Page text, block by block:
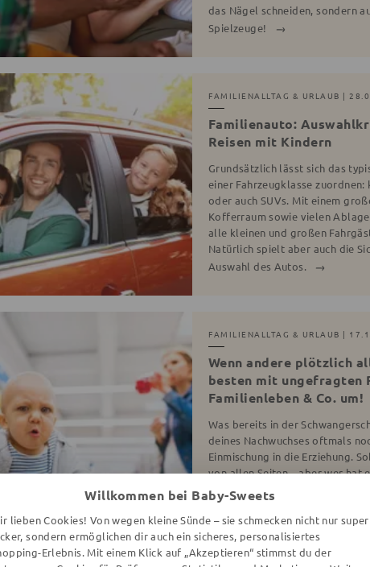
das Nägel schneiden, sondern
Spielzeuge!
FAMILIENALLTAG & URLAUB |
Familienauto:
Reisen mit Kindern
Grundsätzlich lässt sich das
einer Fahrzeugklasse
oder auch SUVs. Mit einem
Kofferraum sowie vielen
alle kleinen und großen
Natürlich spielt aber auch die
Auswahl des Autos.
FAMILIENALLTAG & URLAUB |
Wenn andere plötzlich
besten mit ungefragten
Familienleben & Co. um!
Was bereits in der
deines Nachwuchses oftmals
Einmischung in die Erziehung.
von allen Seiten – aber wer hat
Zumindest in den meisten
kannst!
Willkommen bei Baby-Sweets
lieben Cookies! Von wegen kleine Sünde – sie schmecken nicht nur super
sondern ermöglichen dir auch ein sicheres, personalisiertes
Erlebnis. Mit einem Klick auf „Akzeptieren“ stimmst du der